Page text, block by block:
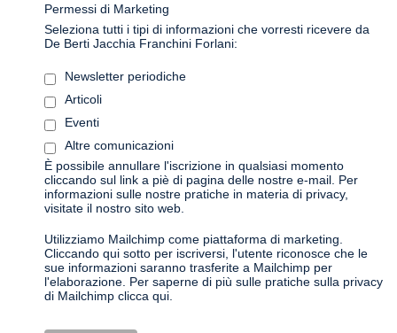
Permessi di Marketing
Seleziona tutti i tipi di informazioni che vorresti ricevere da
De Berti Jacchia Franchini Forlani:
Newsletter periodiche
Articoli
Eventi
Altre comunicazioni
È possibile annullare l'iscrizione in qualsiasi momento
cliccando sul link a piè di pagina delle nostre e-mail. Per
informazioni sulle nostre pratiche in materia di privacy,
visitate il nostro sito web.
Utilizziamo Mailchimp come piattaforma di marketing.
Cliccando qui sotto per iscriversi, l'utente riconosce che le
sue informazioni saranno trasferite a Mailchimp per
l'elaborazione. Per saperne di più sulle pratiche sulla privacy
di Mailchimp clicca qui.